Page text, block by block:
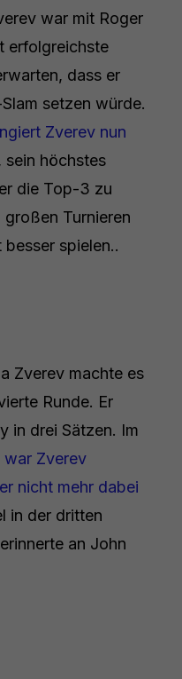
war mit Roger
erfolgreichste
dass er
setzen würde.
Zverev nun
sein höchstes
die Top-3 zu
Turnieren
spielen..
Zverev machte es
Runde. Er
in drei Sätzen. Im
war Zverev
nicht mehr dabei
in der dritten
an John